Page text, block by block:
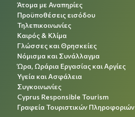
Άτομα με Αναπηρίες
Προϋποθέσεις εισόδου
Τηλεπικοινωνίες
Καιρός & Κλίμα
Γλώσσες και Θρησκείες
Νόμισμα και Συνάλλαγμα
Ώρα, Ωράρια Εργασίας και Αργίες
Υγεία και Ασφάλεια
Συγκοινωνίες
Cyprus Responsible Tourism
Γραφεία Τουριστικών Πληροφοριών